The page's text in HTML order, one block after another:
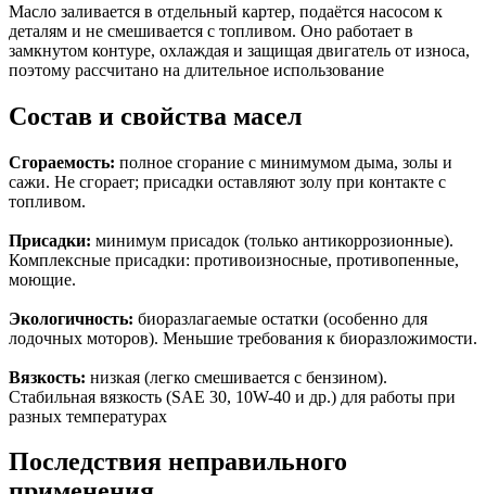
Масло заливается в отдельный картер, подаётся насосом к
деталям и не смешивается с топливом. Оно работает в
замкнутом контуре, охлаждая и защищая двигатель от износа,
поэтому рассчитано на длительное использование
Состав и свойства масел
Сгораемость: полное сгорание с минимумом дыма, золы и
сажи. Не сгорает; присадки оставляют золу при контакте с
топливом.
Присадки: минимум присадок (только антикоррозионные).
Комплексные присадки: противоизносные, противопенные,
моющие.
Экологичность: биоразлагаемые остатки (особенно для
лодочных моторов). Меньшие требования к биоразложимости.
Вязкость: низкая (легко смешивается с бензином).
Стабильная вязкость (SAE 30, 10W-40 и др.) для работы при
разных температурах
Последствия неправильного